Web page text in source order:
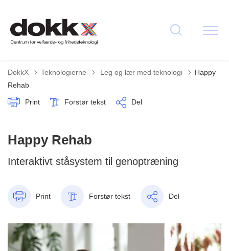
DokkX Teknologierne Tilbage til
Leg og lær med teknologi
Happy
Rehab
Print Forstør tekst Del
Happy Rehab
Interaktivt ståsystem til genoptræning
Print Forstør tekst Del